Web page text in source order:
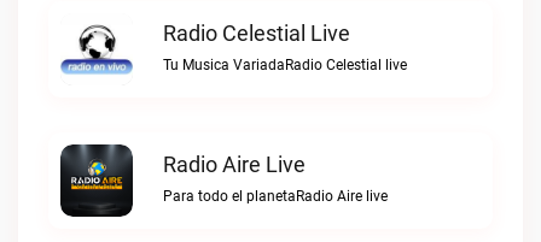
Radio Celestial Live
Tu Musica VariadaRadio Celestial live
Radio Aire Live
Para todo el planetaRadio Aire live